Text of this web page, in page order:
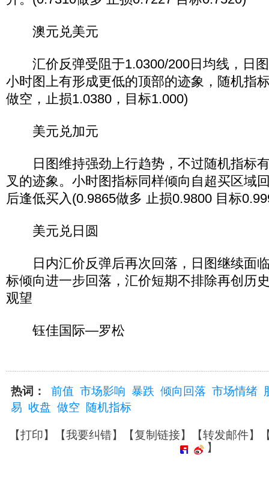
澳元兑美元
汇价反弹受阻于1.0300/200日均线，日图
小时图上有形成更低的顶部的迹象，随机指
做空，止损1.0380，目标1.000)
美元兑加元
日图维持强劲上行趋势，不过随机指标
叉的迹象。小时图指标同样倾向自超买区域
后逢低买入(0.9865做多 止损0.9800 目标
美元兑日圆
日内汇价反弹后再次回落，日图继续面
标倾向进一步回落，汇价短期不排除再创历
观望
钰佳国际—罗松
热词： 前值 市场影响 暴跌 倾向回落 市场情绪
易 收盘 做空 随机指标
【打印】【我要纠错】【复制链接】【转发邮件】
】